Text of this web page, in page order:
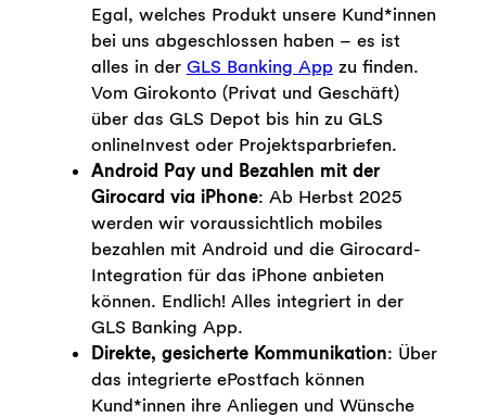
Egal, welches Produkt unsere Kund*innen
bei uns abgeschlossen haben – es ist
alles in der GLS Banking App zu finden.
Vom Girokonto (Privat und Geschäft)
über das GLS Depot bis hin zu GLS
onlineInvest oder Projektsparbriefen.
Android Pay und Bezahlen mit der
Girocard via iPhone: Ab Herbst 2025
werden wir voraussichtlich mobiles
bezahlen mit Android und die Girocard-
Integration für das iPhone anbieten
können. Endlich! Alles integriert in der
GLS Banking App.
Direkte, gesicherte Kommunikation: Über
das integrierte ePostfach können
Kund*innen ihre Anliegen und Wünsche